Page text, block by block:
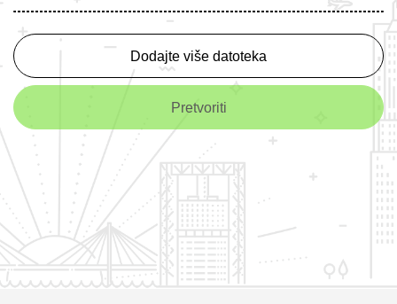
Dodajte više datoteka
Pretvoriti